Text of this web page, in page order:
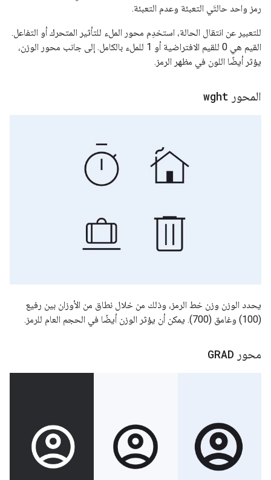
رمز واحد حالتَي التعبئة وعدم التعبئة.
للتعبير عن انتقال الحالة، استخدِم محور الملء للتأثير المتحرك أو التفاعل.
القيم هي 0 للقيم الافتراضية أو 1 للملء بالكامل. إلى جانب محور الوزن،
يؤثر أيضًا اللون في مظهر الرمز.
المحور wght
يحدد الوزن وزن خط الرمز، وذلك من خلال نطاق من الأوزان بين رفيع
(100) وغامق (700). يمكن أن يؤثر الوزن أيضًا في الحجم العام للرمز.
محور GRAD